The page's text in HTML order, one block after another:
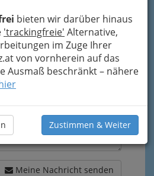
bieten wir darüber hinaus
'trackingfreie' Alternative,
im Zuge Ihrer
von vornherein auf das
Ausmaß beschränkt – nähere
Zustimmen & Weiter
Meine Nachricht senden